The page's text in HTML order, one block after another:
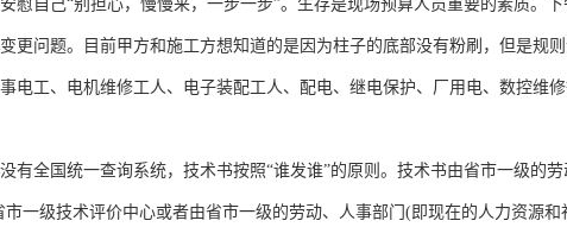
慰自己“别担心，慢慢来，一步一步”。生存是现场预算人员重要的素质。
更问题。目前甲方和施工方想知道的是因为柱子的底部没有粉刷，但是规
电工、电机维修工人、电子装配工人、配电、继电保护、厂用电、数控维
有全国统一查询系统，技术书按照“谁发谁”的原则。技术书由省市一级的
一级技术评价中心或者由省市一级的劳动、人事部门(即现在的人力资源和